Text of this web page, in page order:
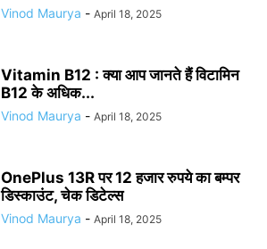
Vinod Maurya - April 18, 2025
Vitamin B12 : क्या आप जानते हैं विटामिन
B12 के अधिक...
Vinod Maurya - April 18, 2025
OnePlus 13R पर 12 हजार रुपये का बम्पर
डिस्काउंट, चेक डिटेल्स
Vinod Maurya - April 18, 2025